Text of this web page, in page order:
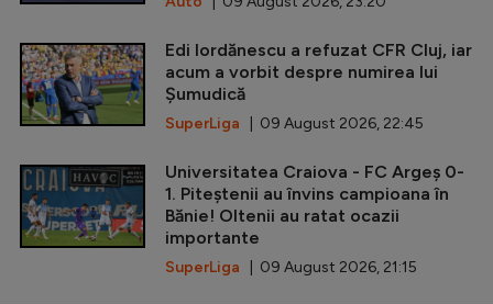
Edi Iordănescu a refuzat CFR Cluj, iar
acum a vorbit despre numirea lui
Șumudică
SuperLiga | 09 August 2026, 22:45
Universitatea Craiova - FC Argeș 0-
1. Piteștenii au învins campioana în
Bănie! Oltenii au ratat ocazii
importante
SuperLiga | 09 August 2026, 21:15